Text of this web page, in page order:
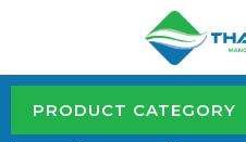
PRODUCT CATEGORY